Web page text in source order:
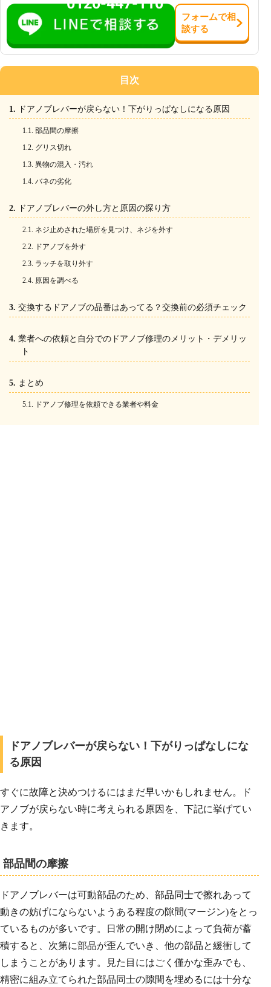
フォームで相
談する
目次
ドアノブレバーが戻らない！下がりっぱなしになる原因
部品間の摩擦
グリス切れ
異物の混入・汚れ
バネの劣化
ドアノブレバーの外し方と原因の探り方
ネジ止めされた場所を見つけ、ネジを外す
ドアノブを外す
ラッチを取り外す
原因を調べる
交換するドアノブの品番はあってる？交換前の必須チェック
業者への依頼と自分でのドアノブ修理のメリット・デメリッ
ト
まとめ
ドアノブ修理を依頼できる業者や料金
ドアノブレバーが戻らない！下がりっぱなしにな
る原因
すぐに故障と決めつけるにはまだ早いかもしれません。ド
アノブが戻らない時に考えられる原因を、下記に挙げてい
きます。
部品間の摩擦
ドアノブレバーは可動部品のため、部品同士で擦れあって
動きの妨げにならないようある程度の隙間(マージン)をとっ
ているものが多いです。日常の開け閉めによって負荷が蓄
積すると、次第に部品が歪んでいき、他の部品と緩衝して
しまうことがあります。見た目にはごく僅かな歪みでも、
精密に組み立てられた部品同士の隙間を埋めるには十分な